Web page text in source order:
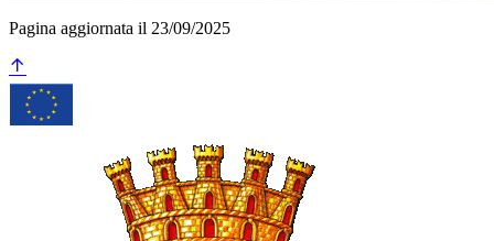
Pagina aggiornata il 23/09/2025